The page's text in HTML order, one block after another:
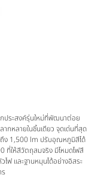
ประสงค์รุ่นใหม่ที่พัฒนาต่อย
ากหลายในชิ้นเดียว จุดเด่นที่สุด
ถึง 1,500 lm ปรับอุณหภูมิสีได้
ที่ให้สีวัตถุสมจริง มีโหมดไฟสี
ไฟ และฐานหมุนได้อย่างอิสระ